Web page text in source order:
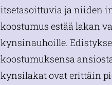
itsetasoittuvia ja niiden
koostumus estää lakan
kynsinauhoille.
koostumuksensa
kynsilakat ovat erittäin